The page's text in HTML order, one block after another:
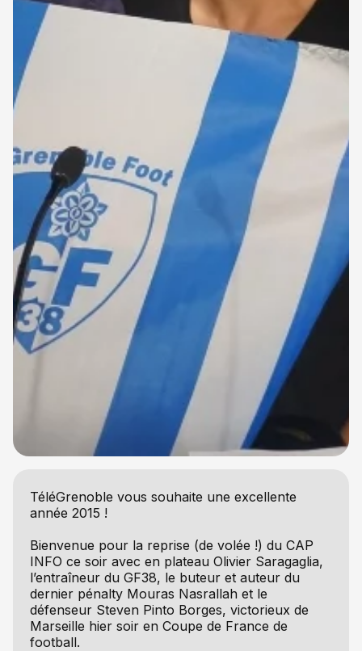
TéléGrenoble vous souhaite une excellente
année 2015 !
Bienvenue pour la reprise (de volée !) du CAP
INFO ce soir avec en plateau Olivier Saragaglia,
l’entraîneur du GF38, le buteur et auteur du
dernier pénalty Mouras Nasrallah et le
défenseur Steven Pinto Borges, victorieux de
Marseille hier soir en Coupe de France de
football.